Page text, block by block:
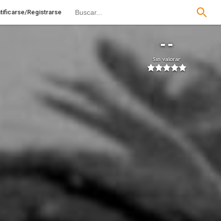
Registrarse
--
Sin valorar